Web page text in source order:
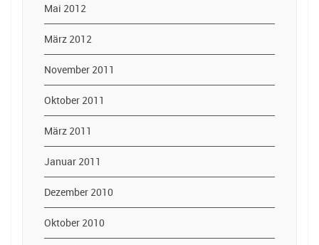
Mai 2012
März 2012
November 2011
Oktober 2011
März 2011
Januar 2011
Dezember 2010
Oktober 2010